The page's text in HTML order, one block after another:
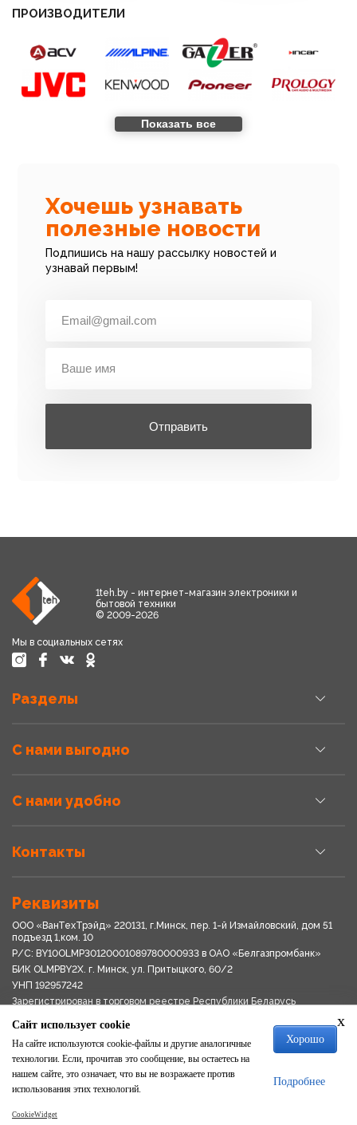
ПРОИЗВОДИТЕЛИ
Показать все
Хочешь узнавать
полезные новости
Подпишись на нашу рассылку новостей и
узнавай первым!
Отправить
1teh.by - интернет-магазин электроники и
бытовой техники
© 2009-2026
Мы в социальных сетях
Разделы
С нами выгодно
С нами удобно
Контакты
Реквизиты
ООО «ВанТехТрэйд» 220131, г.Минск, пер. 1-й Измайловский, дом 51
подъезд 1,ком. 10
Р/С: BY10OLMP30120001089780000933 в OАО «Белгазпромбанк»
БИК OLMPBY2X. г. Минск, ул. Притыцкого, 60/2
УНП 192957242
Зарегистрирован в торговом реестре Республики Беларусь
Свидетельство о регистрации № 192957242выдано 18.08.2017
Мингориспоплком
Политика обработки персональных данных
Положение о системе видеонаблюдения
Политика в отношении обработки файлов cookie
x
Сайт использует cookie
На сайте используются cookie-файлы и другие аналогичные
технологии. Если, прочитав это сообщение, вы остаетесь на
нашем сайте, это означает, что вы не возражаете против
использования этих технологий.
Хорошо
Подробнее
CookieWidget